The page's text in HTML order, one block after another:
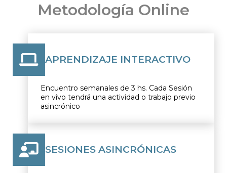
Metodología Online
APRENDIZAJE INTERACTIVO
Encuentro semanales de 3 hs. Cada Sesión
en vivo tendrá una actividad o trabajo previo
asincrónico
SESIONES ASINCRÓNICAS